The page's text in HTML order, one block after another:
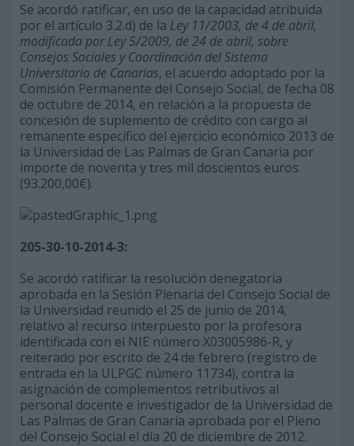
Se acordó ratificar, en uso de la capacidad atribuida
por el artículo 3.2.d) de la Ley 11/2003, de 4 de abril,
modificada por Ley 5/2009, de 24 de abril, sobre
Consejos Sociales y Coordinación del Sistema
Universitario de Canarias, el acuerdo adoptado por la
Comisión Permanente del Consejo Social, de fecha 08
de octubre de 2014, en relación a la propuesta de
concesión de suplemento de crédito con cargo al
remanente específico del ejercicio económico 2013 de
la Universidad de Las Palmas de Gran Canaria por
importe de noventa y tres mil doscientos euros
(93.200,00€).
205-30-10-2014-3:
Se acordó ratificar la resolución denegatoria
aprobada en la Sesión Plenaria del Consejo Social de
la Universidad reunido el 25 de junio de 2014,
relativo al recurso interpuesto por la profesora
identificada con el NIE número X03005986-R, y
reiterado por escrito de 24 de febrero (registro de
entrada en la ULPGC número 11734), contra la
asignación de complementos retributivos al
personal docente e investigador de la Universidad de
Las Palmas de Gran Canaria aprobada por el Pleno
del Consejo Social el día 20 de diciembre de 2012.